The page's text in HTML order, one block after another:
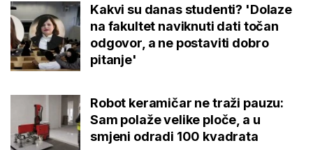
Kakvi su danas studenti? 'Dolaze
na fakultet naviknuti dati točan
odgovor, a ne postaviti dobro
pitanje'
Robot keramičar ne traži pauzu:
Sam polaže velike ploče, a u
smjeni odradi 100 kvadrata